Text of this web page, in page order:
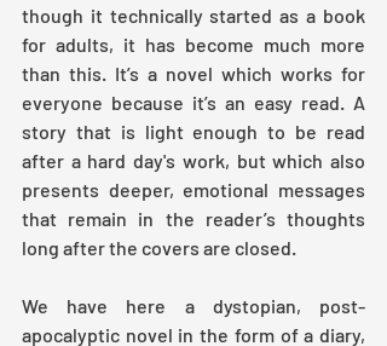
though it technically started as a book
for adults, it has become much more
than this. It’s a novel which works for
everyone because it’s an easy read. A
story that is light enough to be read
after a hard day's work, but which also
presents deeper, emotional messages
that remain in the reader’s thoughts
long after the covers are closed.
We have here a dystopian, post-
apocalyptic novel in the form of a diary,